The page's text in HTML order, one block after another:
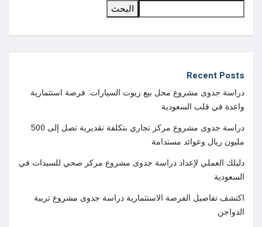
البحث
Recent Posts
دراسة جدوى مشروع محل بيع زيوت السيارات: فرصة استثمارية
واعدة في قلب السعودية
دراسة جدوى مشروع مركز تجاري بتكلفة تقديرية تصل إلى 500
مليون ريال وعوائد مستدامة
دليلك العملي لإعداد دراسة جدوى مشروع مركز صحي للسيدات في
السعودية
اكتشف تفاصيل الفرصة الاستثمارية دراسة جدوى مشروع تربية
الدواجن